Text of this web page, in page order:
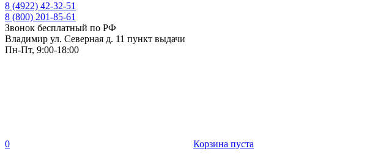
8 (4922) 42-32-51
8 (800) 201-85-61
Звонок бесплатный по РФ
Владимир ул. Северная д. 11 пункт выдачи
Пн-Пт, 9:00-18:00
0 Корзина пуста